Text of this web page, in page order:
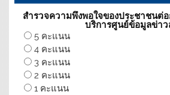
สำรวจความพึงพอใจของประชาชนต่
บริการศูนย์ข้อมูลข่าว
5 คะแนน
4 คะแนน
3 คะแนน
2 คะแนน
1 คะแนน